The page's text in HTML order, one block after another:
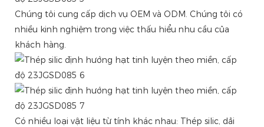
Chúng tôi cung cấp dịch vụ OEM và ODM. Chúng tôi có
nhiều kinh nghiệm trong việc thấu hiểu nhu cầu của
khách hàng.
Có nhiều loại vật liệu từ tính khác nhau: Thép silic, dải